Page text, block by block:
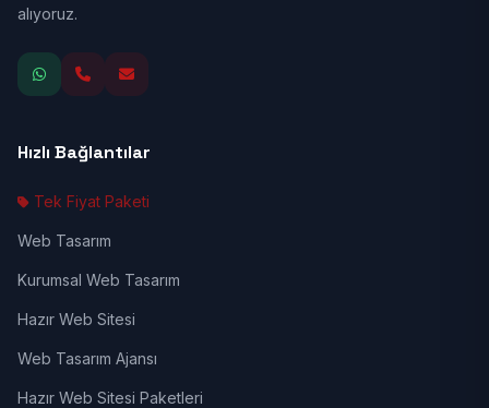
alıyoruz.
Hızlı Bağlantılar
Tek Fiyat Paketi
Web Tasarım
Kurumsal Web Tasarım
Hazır Web Sitesi
Web Tasarım Ajansı
Hazır Web Sitesi Paketleri